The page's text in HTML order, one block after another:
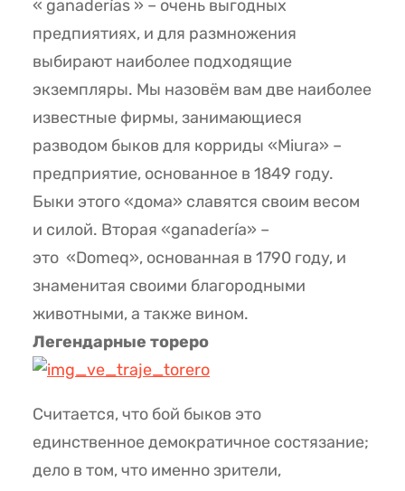
« ganaderías » – очень выгодных
предпиятиях, и для размножения
выбирают наиболее подходящие
экземпляры. Мы назовём вам две наиболее
известные фирмы, занимающиеся
разводом быков для корриды «Miura» –
предприятие, основанное в 1849 году.
Быки этого «дома» славятся своим весом
и силой. Вторая «ganadería» –
это «Domeq», основанная в 1790 году, и
знаменитая своими благородными
животными, а также вином.
Легендарные тореро
Считается, что бой быков это
единственное демократичное состязание;
дело в том, что именно зрители,